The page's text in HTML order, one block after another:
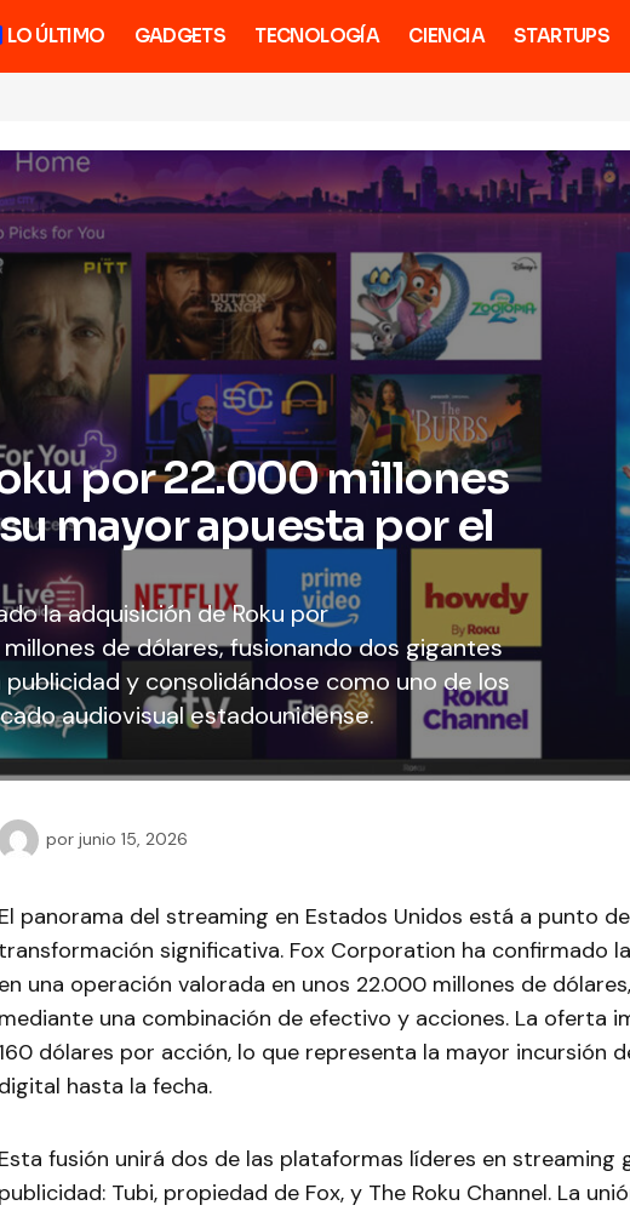
LO ÚLTIMO GADGETS TECNOLOGÍA CIENCIA STARTUPS
por 22.000 millones
mayor apuesta por el
la adquisición de Roku por
de dólares, fusionando dos gigantes
y consolidándose como uno de los
audiovisual estadounidense.
por junio 15, 2026
El panorama del streaming en Estados Unidos está a punto
transformación significativa. Fox Corporation ha confirmado
en una operación valorada en unos 22.000 millones de
mediante una combinación de efectivo y acciones. La oferta
160 dólares por acción, lo que representa la mayor incursión
digital hasta la fecha.
Esta fusión unirá dos de las plataformas líderes en streaming
publicidad: Tubi, propiedad de Fox, y The Roku Channel. La